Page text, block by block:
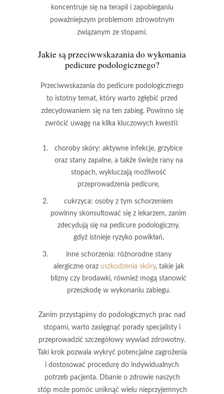
koncentruje się na terapii i zapobieganiu
poważniejszym problemom zdrowotnym
związanym ze stopami.
Jakie są przeciwwskazania do wykonania
pedicure podologicznego?
Przeciwwskazania do pedicure podologicznego
to istotny temat, który warto zgłębić przed
zdecydowaniem się na ten zabieg. Powinno się
zwrócić uwagę na kilka kluczowych kwestii:
choroby skóry: aktywne infekcje, grzybice
oraz stany zapalne, a także świeże rany na
stopach, wykluczają możliwość
przeprowadzenia pedicure,
cukrzyca: osoby z tym schorzeniem
powinny skonsultować się z lekarzem, zanim
zdecydują się na pedicure podologiczny,
gdyż istnieje ryzyko powikłań,
inne schorzenia: różnorodne stany
alergiczne oraz uszkodzenia skóry, takie jak
blizny czy brodawki, również mogą stanowić
przeszkodę w wykonaniu zabiegu.
Zanim przystąpimy do podologicznych prac nad
stopami, warto zasięgnąć porady specjalisty i
przeprowadzić szczegółowy wywiad zdrowotny.
Taki krok pozwala wykryć potencjalne zagrożenia
i dostosować procedurę do indywidualnych
potrzeb pacjenta. Dbanie o zdrowie naszych
stópmoże pomóc uniknąć wielu nieprzyjemnych